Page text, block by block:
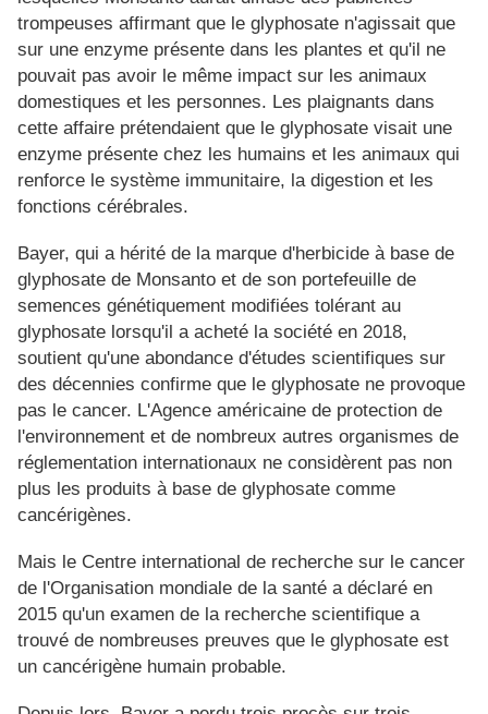
trompeuses affirmant que le glyphosate n'agissait que
sur une enzyme présente dans les plantes et qu'il ne
pouvait pas avoir le même impact sur les animaux
domestiques et les personnes. Les plaignants dans
cette affaire prétendaient que le glyphosate visait une
enzyme présente chez les humains et les animaux qui
renforce le système immunitaire, la digestion et les
fonctions cérébrales.
Bayer, qui a hérité de la marque d'herbicide à base de
glyphosate de Monsanto et de son portefeuille de
semences génétiquement modifiées tolérant au
glyphosate lorsqu'il a acheté la société en 2018,
soutient qu'une abondance d'études scientifiques sur
des décennies confirme que le glyphosate ne provoque
pas le cancer. L'Agence américaine de protection de
l'environnement et de nombreux autres organismes de
réglementation internationaux ne considèrent pas non
plus les produits à base de glyphosate comme
cancérigènes.
Mais le Centre international de recherche sur le cancer
de l'Organisation mondiale de la santé a déclaré en
2015 qu'un examen de la recherche scientifique a
trouvé de nombreuses preuves que le glyphosate est
un cancérigène humain probable.